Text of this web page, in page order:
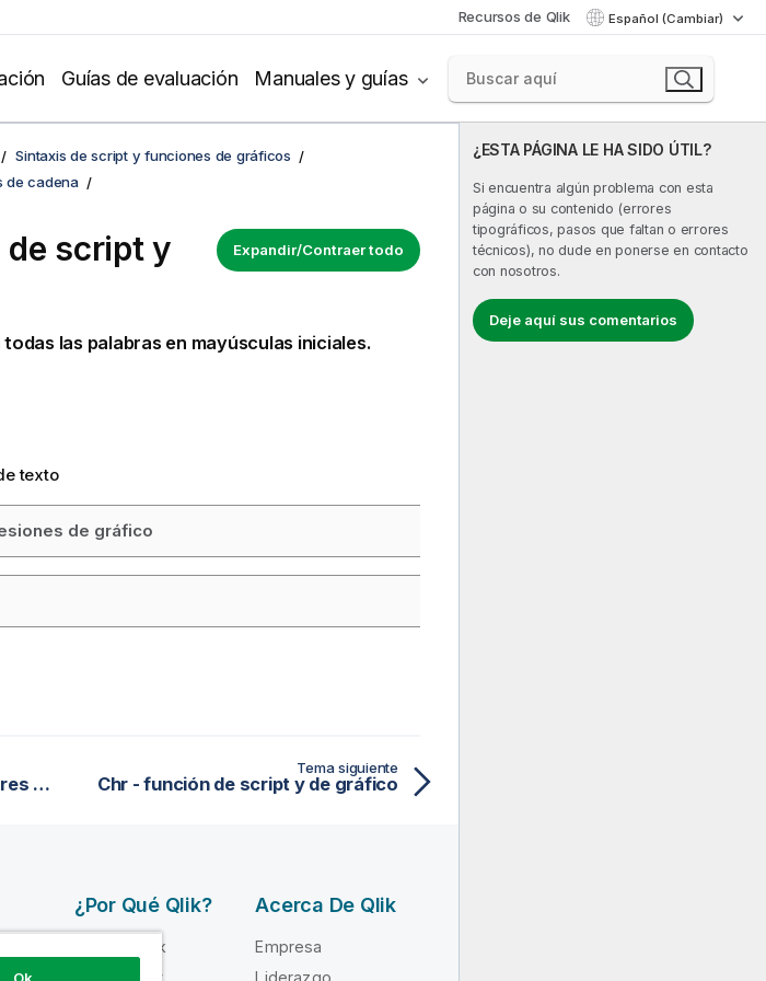
Recursos de Qlik Español (Cambiar)
Guías de evaluación Manuales y guías
¿ESTA PÁGINA LE HA SIDO ÚTIL?
Si encuentra algún problema con esta
página o su contenido (errores
tipográficos, pasos que faltan o errores
técnicos), no dude en ponerse en contacto
con nosotros.
Deje aquí sus comentarios
Sintaxis de script y funciones de gráficos
de cadena
Expandir/Contraer todo
script y
las palabras en mayúsculas iniciales.
texto
de gráfico
Trabajar con expresiones regulares en scripts de carga y expresiones de gráfico
Tema siguiente
Chr - función de script y de gráfico
¿Por Qué Qlik?
Por qué Qlik
Confianza y
Acerca De Qlik
Empresa
Liderazgo